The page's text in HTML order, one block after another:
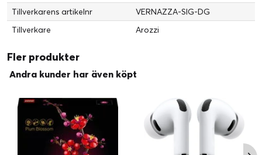
Tillverkarens artikelnr
VERNAZZA-SIG-DG
Tillverkare
Arozzi
Fler produkter
Andra kunder har även köpt